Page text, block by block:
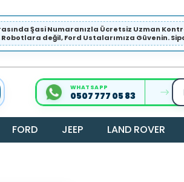
Şasi Numaranızla Ücretsiz Uzman
değil, Ford Ustalarımıza Güvenin.
WHATSAPP
0507 777 05 83
FORD JEEP LAND ROVER